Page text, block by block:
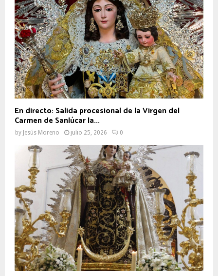
En directo: Salida procesional de la Virgen del
Carmen de Sanlúcar la...
by Jesús Moreno julio 25, 2026 0